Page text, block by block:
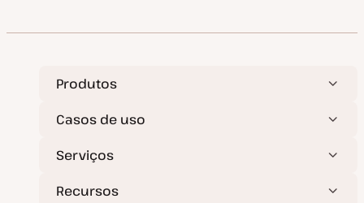
Produtos
Casos de uso
Serviços
Recursos